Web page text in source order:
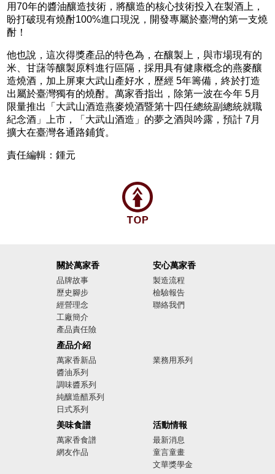
用70年的醬油釀造技術，將釀造的核心技術投入在製酒上，
盼打破現有燒酎100%進口現況，開發專屬於臺灣的第一支燒
酎！
他也說，這次得獎產品的特色為，在釀製上，與市場現有的
米、甘藷等釀製原料進行區隔，採用具有健康概念的燕麥釀
造燒酒，加上屏東大武山產好水，歷經 5年籌備，終於打造
出屬於臺灣獨有的燒酎。萬家香指出，除第一波在今年 5月
限量推出「大武山酒造燕麥燒酒暨第十四任總統副總統就職
紀念酒」上市，「大武山酒造」的夢之酒與吟露，預計 7月
擴大在臺灣各通路鋪貨。
責任編輯：鍾元
關於萬家香
品牌故事
歷史腳步
經營理念
工廠簡介
產品責任險
廣告影音
產品介紹
萬家香新品
醬油系列
調味醬系列
純釀造醋系列
日式系列
業務用系列
美味食譜
萬家香食譜
網友作品
安心萬家香
製造流程
檢驗報告
聯絡我們
活動情報
最新消息
童言童畫
文華獎學金